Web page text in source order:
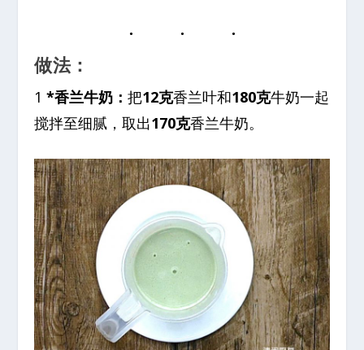
做法：
1*香兰牛奶：把12克香兰叶和180克牛奶一起
搅拌至细腻，取出170克香兰牛奶。